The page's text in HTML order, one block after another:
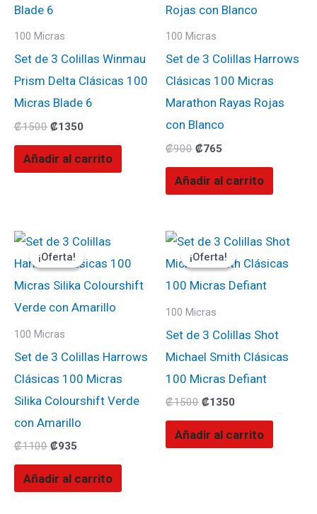
100 Micras
Set de 3 Colillas Winmau
Prism Delta Clásicas 100
Micras Blade 6
₡1500 ₡1350
Añadir al carrito
100 Micras
Set de 3 Colillas Harrows
Clásicas 100 Micras
Marathon Rayas Rojas
con Blanco
₡900 ₡765
Añadir al carrito
¡Oferta!
¡Oferta!
100 Micras
Set de 3 Colillas Harrows
Clásicas 100 Micras
Silika Colourshift Verde
con Amarillo
₡1100
El
precio
original
₡1100.
₡935
El
precio
actual
₡935.
Añadir al carrito
¡Oferta!
¡Oferta!
100 Micras
Set de 3 Colillas Shot
Michael Smith Clásicas
100 Micras Defiant
₡1500
El
precio
original
₡1500.
₡1350
El
precio
actual
₡1350.
Añadir al carrito